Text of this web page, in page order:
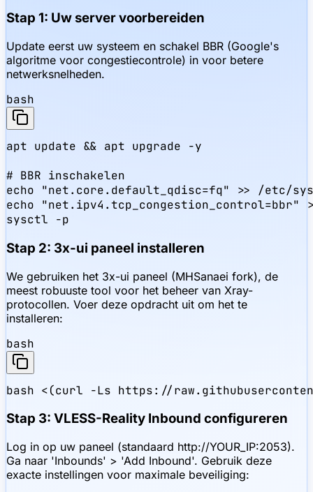
Stap 1: Uw server voorbereiden
Update eerst uw systeem en schakel BBR (Google's
algoritme voor congestiecontrole) in voor betere
netwerksnelheden.
bash
apt update && apt upgrade -y
# BBR inschakelen
echo "net.core.default_qdisc=fq" >> /etc/
echo
sysctl -p
Stap 2: 3x-ui paneel installeren
We gebruiken het 3x-ui paneel (MHSanaei fork), de
meest robuuste tool voor het beheer van Xray-
protocollen. Voer deze opdracht uit om het te
installeren:
bash
bash <(curl -Ls https://
Stap 3: VLESS-Reality Inbound configureren
Log in op uw paneel (standaard http://YOUR_IP:2053).
Ga naar 'Inbounds' > 'Add Inbound'. Gebruik deze
exacte instellingen voor maximale beveiliging: